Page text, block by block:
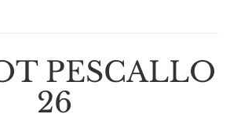
PESCALLO
26